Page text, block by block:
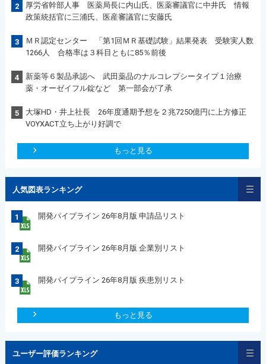
2
厚労省幹部人事 医薬局長に内山氏、医薬審議官に中井氏 情報
政策統括官に三浦氏、医産審議官に安藤氏
3
ＭＲ認定センター 「第1回ＭＲ基礎試験」結果発表 受験実人数
1266人 合格率は３科目ともに85％前後
4
新薬等６製品承認へ 武田薬品のナルコレプシータイプ１治療
薬・オーゼイフル錠など 第一部会が了承
5
大塚HD・井上社長 26年度通期予想を２兆7250億円に上方修正
VOYXACT立ち上がり好調で
もっと見る
人気図表ランキング
1 開発パイプライン 26年8月版 申請品リスト
2 開発パイプライン 26年8月版 企業別リスト
3 開発パイプライン 26年8月版 疾患別リスト
もっと見る
ユーザー評価ランキング